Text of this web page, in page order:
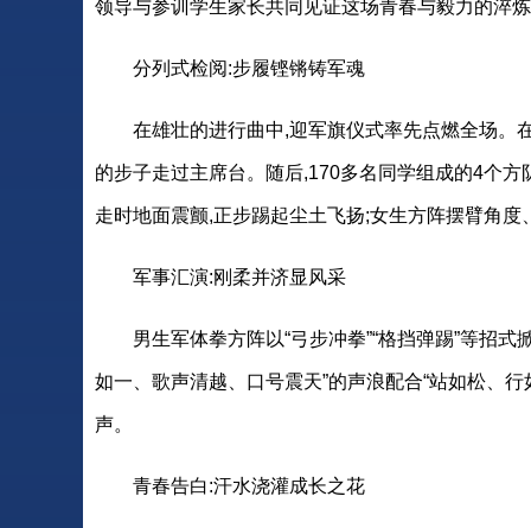
领导与参训学生家长共同见证这场青春与毅力的淬
分列式检阅:步履铿锵铸军魂
在雄壮的进行曲中,迎军旗仪式率先点燃全场。
的步子走过主席台。随后,170多名同学组成的4个
走时地面震颤,正步踢起尘土飞扬;女生方阵摆臂角
军事汇演:刚柔并济显风采
男生军体拳方阵以“弓步冲拳”“格挡弹踢”等招
如一、歌声清越、口号震天”的声浪配合“站如松、
声。
青春告白:汗水浇灌成长之花